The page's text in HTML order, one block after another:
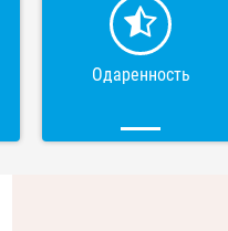
Одаренность